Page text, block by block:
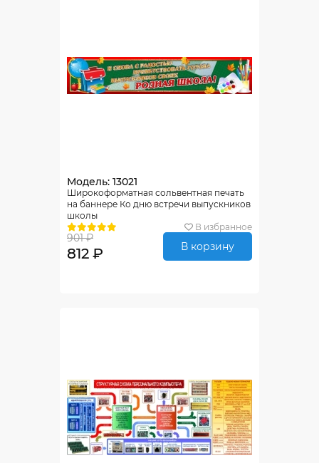
Модель: 13021
Широкоформатная сольвентная печать
на баннере Ко дню встречи выпускников
школы
В избранное
901 ₽
812 ₽ В корзину